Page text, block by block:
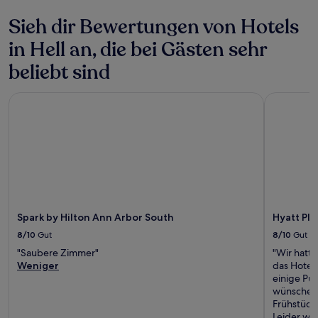
Sieh dir Bewertungen von Hotels
in Hell an, die bei Gästen sehr
beliebt sind
Spark by Hilton Ann Arbor South
8/10 Gut
"Saubere Zimmer"
Weniger
Hyatt
8/10 Gut
"Wir
das Hotel
einige